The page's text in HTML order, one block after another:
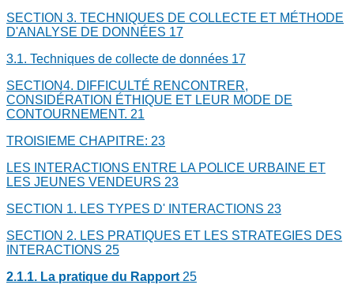
SECTION 3. TECHNIQUES DE COLLECTE ET MÉTHODE
D'ANALYSE DE DONNÉES 17
3.1. Techniques de collecte de données 17
SECTION4. DIFFICULTÉ RENCONTRER,
CONSIDÉRATION ÉTHIQUE ET LEUR MODE DE
CONTOURNEMENT. 21
TROISIEME CHAPITRE: 23
LES INTERACTIONS ENTRE LA POLICE URBAINE ET
LES JEUNES VENDEURS 23
SECTION 1. LES TYPES D' INTERACTIONS 23
SECTION 2. LES PRATIQUES ET LES STRATEGIES DES
INTERACTIONS 25
2.1.1. La pratique du Rapport 25